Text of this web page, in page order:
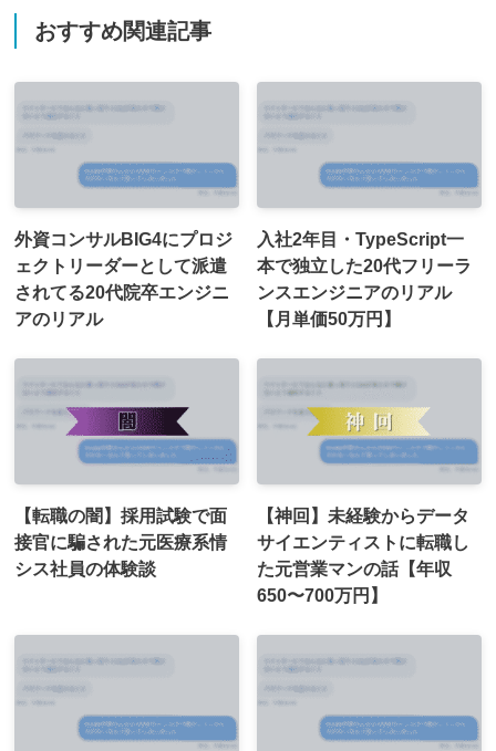
おすすめ関連記事
外資コンサルBIG4にプロジ
ェクトリーダーとして派遣
されてる20代院卒エンジニ
アのリアル
入社2年目・TypeScript一
本で独立した20代フリーラ
ンスエンジニアのリアル
【月単価50万円】
【転職の闇】採用試験で面
接官に騙された元医療系情
シス社員の体験談
【神回】未経験からデータ
サイエンティストに転職し
た元営業マンの話【年収
650〜700万円】